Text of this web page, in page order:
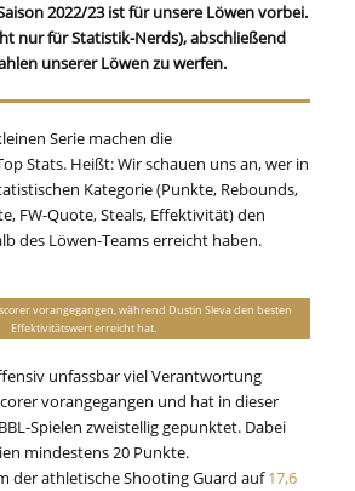
2022/23 ist für unsere Löwen vorbei.
nur für Statistik-Nerds), abschließend
unserer Löwen zu werfen.
Serie machen die
Stats. Heißt: Wir schauen uns an, wer in
Kategorie (Punkte, Rebounds,
FW-Quote, Steals, Effektivität) den
des Löwen-Teams erreicht haben.
vorangegangen, während Dustin Sleva den besten
Effektivitätswert erreicht hat.
unfassbar viel Verantwortung
vorangegangen und hat in dieser
Spielen zweistellig gepunktet. Dabei
mindestens 20 Punkte.
der athletische Shooting Guard auf17,6